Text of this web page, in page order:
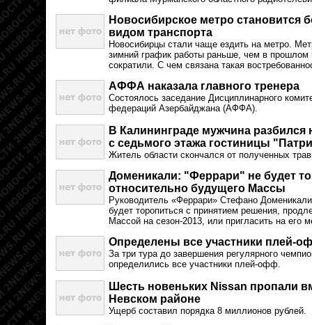
Новосибирское метро становится
видом транспорта
Новосибирцы стали чаще ездить на метро.
зимний график работы раньше, чем в
сократили. С чем связана такая
АФФА наказала главного тренера
Состоялось заседание Дисциплинарного
федераций Азербайджана (АФФА).
В Калининграде мужчина разбился
с седьмого этажа гостиницы
Житель области скончался от полученных
Доменикали: "Феррари" не будет
относительно будущего Массы
Руководитель «Феррари» Стефано
будет торопиться с принятием решения,
Массой на сезон-2013, или пригласить на его
Определены все участники плей-
За три тура до завершения регулярного
определились все участники плей-офф.
Шесть новеньких Nissan пропали
Невском районе
Ущерб составил порядка 8 миллионов рублей.